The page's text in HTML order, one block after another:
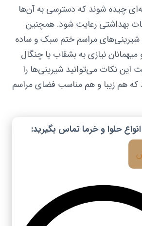
چیده شوند که دسترسی به آن‌ها
بهداشتی رعایت شود. همچنین
شیرینی‌های مراسم ختم سبک و ساده
میهمانان نیازی به بشقاب یا چنگال
این نکات می‌توانید شیرینی‌ها را
که هم زیبا و هم مناسب فضای مراسم
حلوا و خرما تماس بگیرید: